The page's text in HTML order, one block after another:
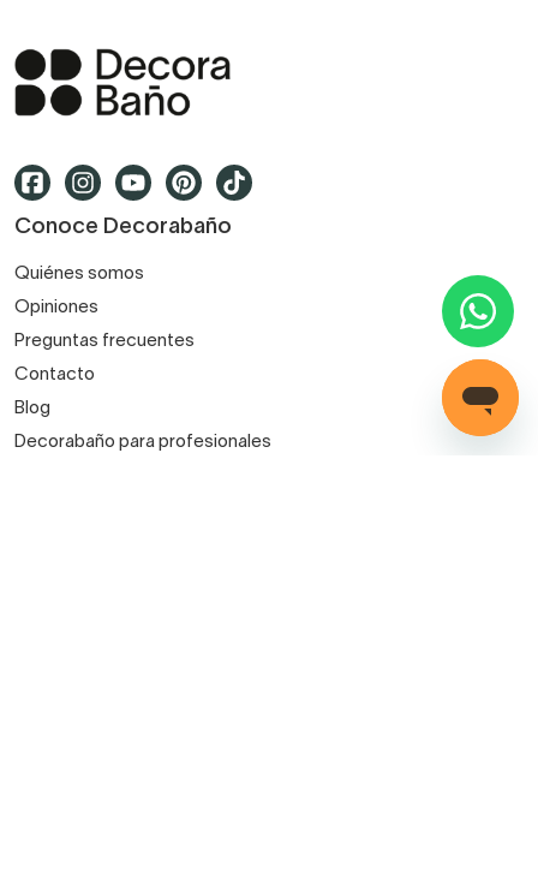
Conoce Decorabaño
Quiénes somos
Opiniones
Preguntas frecuentes
Contacto
Blog
Decorabaño para profesionales